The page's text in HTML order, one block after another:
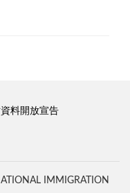
料開放宣告
IMMIGRATION